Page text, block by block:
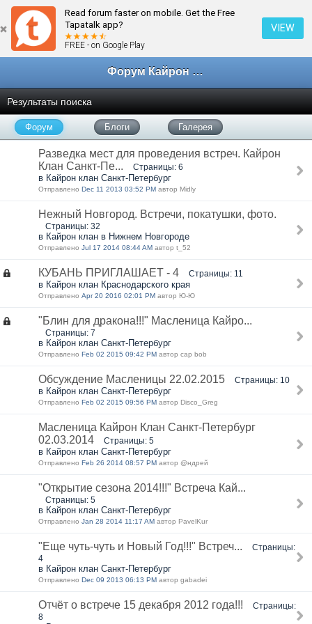
Read forum faster on mobile. Get the Free
Tapatalk app?
FREE - on Google Play
VIEW
Форум Кайрон клана
Результаты поиска
Форум Блоги Галерея
Разведка мест для проведения встреч. Кайрон
Клан Санкт-Пе...
Страницы: 6
в Кайрон клан Санкт-Петербург
Отправлено Dec 11 2013 03:52 PM автор Midly
Нежный Новгород. Встречи, покатушки, фото.
Страницы: 32
в Кайрон клан в Нижнем Новгороде
Отправлено Jul 17 2014 08:44 AM автор t_52
КУБАНЬ ПРИГЛАШАЕТ - 4 Страницы: 11
в Кайрон клан Краснодарского края
Отправлено Apr 20 2016 02:01 PM автор Ю-Ю
"Блин для дракона!!!" Масленица Кайро...
Страницы: 7
в Кайрон клан Санкт-Петербург
Отправлено Feb 02 2015 09:42 PM автор cap bob
Обсуждение Масленицы 22.02.2015 Страницы: 10
в Кайрон клан Санкт-Петербург
Отправлено Feb 02 2015 09:56 PM автор Disco_Greg
Масленица Кайрон Клан Санкт-Петербург
02.03.2014
Страницы: 5
в Кайрон клан Санкт-Петербург
Отправлено Feb 26 2014 08:57 PM автор @ндрей
"Открытие сезона 2014!!!" Встреча Кай...
Страницы: 5
в Кайрон клан Санкт-Петербург
Отправлено Jan 28 2014 11:17 AM автор PavelKur
"Еще чуть-чуть и Новый Год!!!" Встреч...
Страницы:
4
в Кайрон клан Санкт-Петербург
Отправлено Dec 09 2013 06:13 PM автор gabadei
Отчёт о встрече 15 декабря 2012 года!!!
Страницы:
8